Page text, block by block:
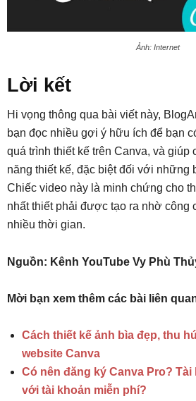
Ảnh: Internet
Lời kết
Hi vọng thông qua bài viết này,
bạn đọc nhiều gợi ý hữu ích để bạn
quá trình thiết kế trên Canva, và giúp
năng thiết kế, đặc biệt đối với những
Chiếc video này là minh chứng cho
nhất thiết phải được tạo ra nhờ công
nhiều thời gian.
Nguồn: Kênh YouTube Vy Phù
Mời bạn xem thêm các bài liên
Cách thiết kế ảnh bìa đẹp, thu
website Canva
Có nên đăng ký Canva Pro?
với tài khoản miễn phí?